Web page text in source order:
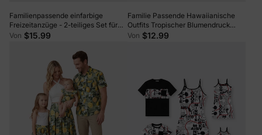
Familienpassende einfarbige
Freizeitanzüge - 2-teiliges Set für
Unisex, Baumwoll-Polyester-
Von $15.99
Familie Passende Hawaiianische
Outfits Tropischer Blumendruck
Urlaub Kleidung Riemen Kleid oder
Von $12.99